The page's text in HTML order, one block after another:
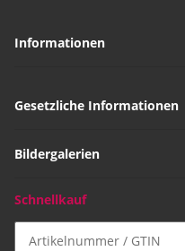
Informationen
Gesetzliche Informationen
Bildergalerien
Schnellkauf